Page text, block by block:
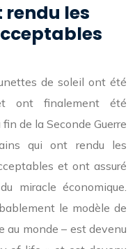
rendu les
de soleil ont été
ont finalement été
de la Seconde Guerre
qui ont rendu les
et ont assuré
miracle économique.
le modèle de
au monde – est devenu